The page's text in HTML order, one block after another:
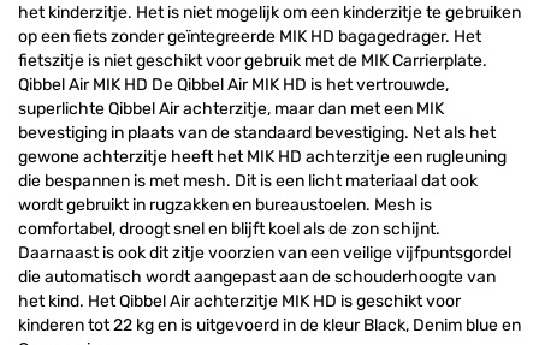
het kinderzitje. Het is niet mogelijk om een kinderzitje te gebruiken
op een fiets zonder geïntegreerde MIK HD bagagedrager. Het
fietszitje is niet geschikt voor gebruik met de MIK Carrierplate.
Qibbel Air MIK HD De Qibbel Air MIK HD is het vertrouwde,
superlichte Qibbel Air achterzitje, maar dan met een MIK
bevestiging in plaats van de standaard bevestiging. Net als het
gewone achterzitje heeft het MIK HD achterzitje een rugleuning
die bespannen is met mesh. Dit is een licht materiaal dat ook
wordt gebruikt in rugzakken en bureaustoelen. Mesh is
comfortabel, droogt snel en blijft koel als de zon schijnt.
Daarnaast is ook dit zitje voorzien van een veilige vijfpuntsgordel
die automatisch wordt aangepast aan de schouderhoogte van
het kind. Het Qibbel Air achterzitje MIK HD is geschikt voor
kinderen tot 22 kg en is uitgevoerd in de kleur Black, Denim blue en